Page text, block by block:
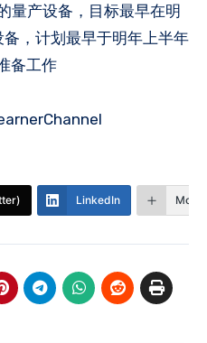
量产设备，目标最早在明
，计划最早于明年上半年
备工作
LinkedIn More